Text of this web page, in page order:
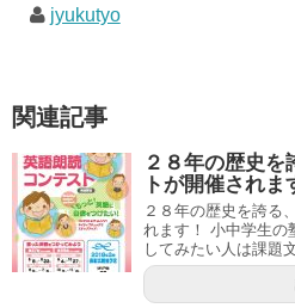
jyukutyo
関連記事
２８年の歴史を
トが開催されま
２８年の歴史を誇る
れます！ 小中学生の
してみたい人は課題